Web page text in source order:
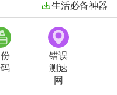
生活必备神器
错误
测速
网